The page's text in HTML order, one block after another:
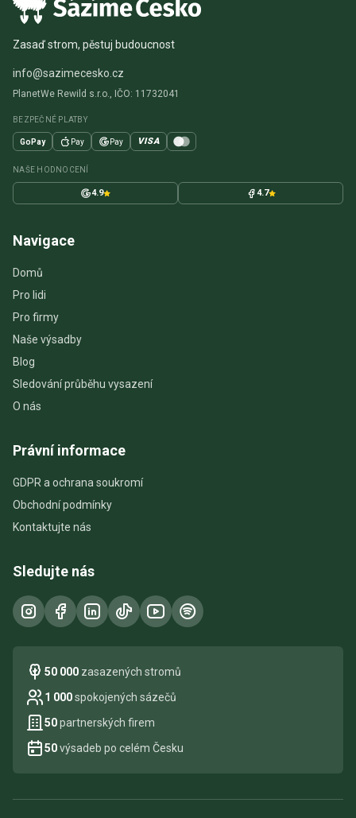
Zasaď strom, pěstuj budoucnost
info@sazimecesko.cz
PlanetWe Rewild s.r.o., IČO: 11732041
BEZPEČNÉ PLATBY
GoPay Pay Pay VISA
NAŠE HODNOCENÍ
4.9 4.7
Navigace
Domů
Pro lidi
Pro firmy
Naše výsadby
Blog
Sledování průběhu vysazení
O nás
Právní informace
GDPR a ochrana soukromí
Obchodní podmínky
Kontaktujte nás
Sledujte nás
50 000 zasazených stromů
1 000spokojených sázečů
50partnerských firem
50výsadeb po celém Česku